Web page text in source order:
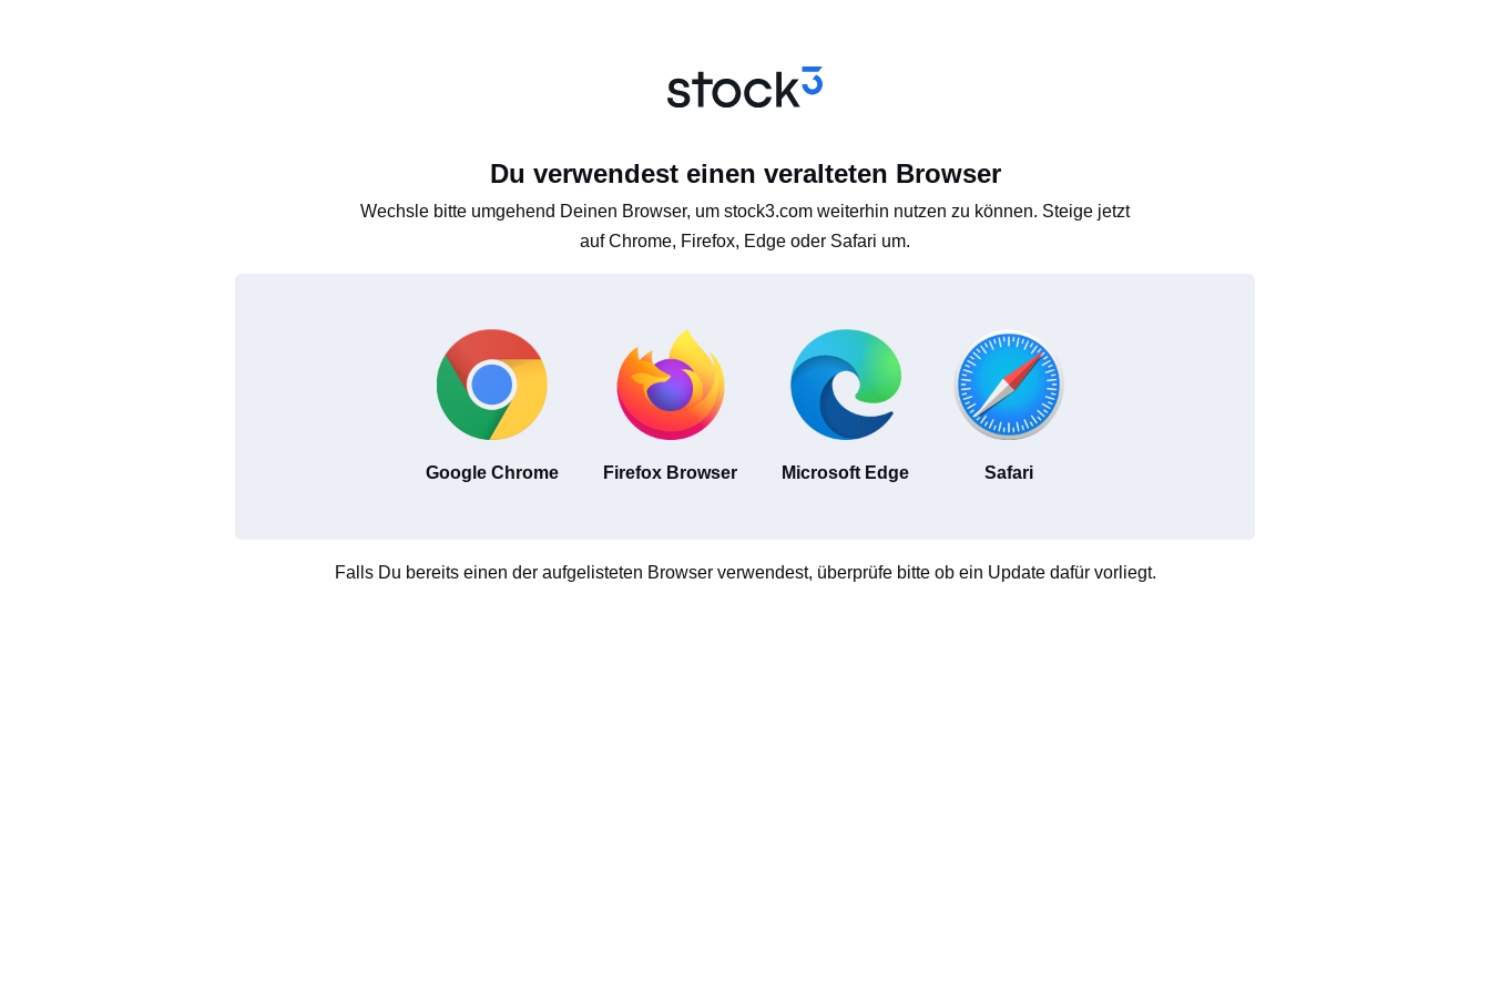
Du verwendest einen veralteten Browser
Wechsle bitte umgehend Deinen Browser, um stock3.com weiterhin nutzen zu können. Steige jetzt
auf Chrome, Firefox, Edge oder Safari um.
Google Chrome Firefox Browser Microsoft Edge Safari
Falls Du bereits einen der aufgelisteten Browser verwendest, überprüfe bitte ob ein Update dafür vorliegt.